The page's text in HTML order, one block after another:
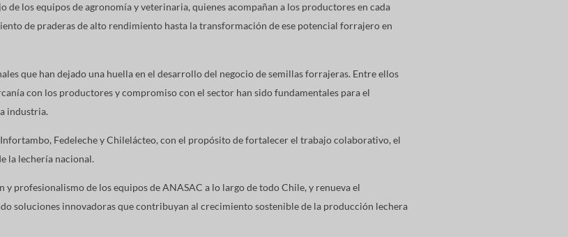
los equipos de agronomía y veterinaria, quienes acompañan a los productores en cada
de praderas de alto rendimiento hasta la transformación de ese potencial forrajero en
que han dejado una huella en el desarrollo del negocio de semillas forrajeras. Entre ellos
con los productores y compromiso con el sector han sido fundamentales para el
industria.
Fedeleche y Chilelácteo, con el propósito de fortalecer el trabajo colaborativo, el
la lechería nacional.
profesionalismo de los equipos de ANASAC a lo largo de todo Chile, y renueva el
soluciones innovadoras que contribuyan al crecimiento sostenible de la producción lechera